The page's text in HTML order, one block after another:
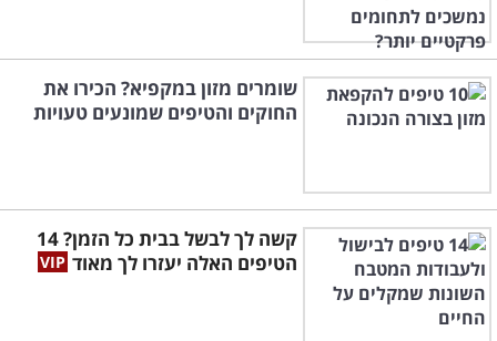
שומרים מזון במקפיא? הכירו את
החוקים והטיפים שמונעים טעויות
קשה לך לבשל בבית כל הזמן? 14
הטיפים האלה יעזרו לך מאוד